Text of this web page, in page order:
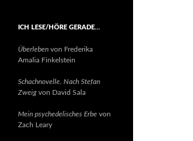
ICH LESE/HÖRE GERADE…
Überleben von Frederika
Amalia Finkelstein
Schachnovelle. Nach Stefan
Zweig von David Sala
Mein psychedelisches Erbe von
Zach Leary